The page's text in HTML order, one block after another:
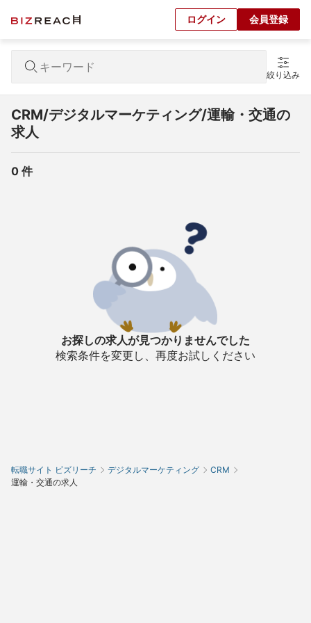
ログイン 会員登録
絞り込み
CRM/デジタルマーケティング/運輸・交通の
求人
0 件
お探しの求人が見つかりませんでした
検索条件を変更し、再度お試しください
転職サイト ビズリーチ デジタルマーケティング
CRM
運輸・交通の求人